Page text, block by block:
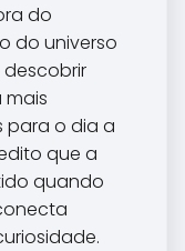
do
do universo
para o dia a
que a
quando